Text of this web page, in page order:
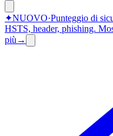
✦NUOVO·Punteggio di
HSTS, header, phishing.
più →